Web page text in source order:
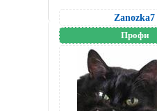
Zanozka7
Профи